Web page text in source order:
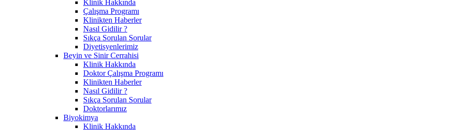
Klinik Hakkında
Çalışma Programı
Klinikten Haberler
Nasıl Gidilir ?
Sıkça Sorulan Sorular
Diyetisyenlerimiz
Beyin ve Sinir Cerrahisi
Klinik Hakkında
Doktor Çalışma Programı
Klinikten Haberler
Nasıl Gidilir ?
Sıkça Sorulan Sorular
Doktorlarımız
Biyokimya
Klinik Hakkında